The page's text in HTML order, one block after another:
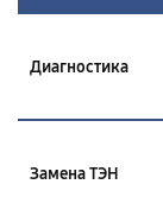
Диагностика
Замена ТЭН